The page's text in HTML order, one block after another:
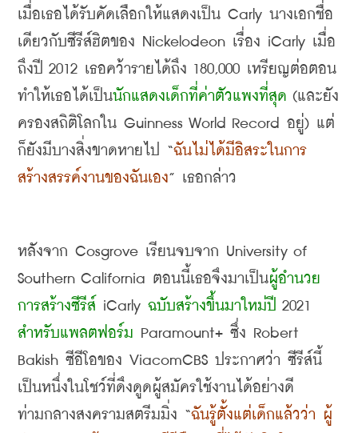
เมื่อเธอได้รับคัดเลือกให้แสดงเป็น Carly นางเอกชื่อ
เดียวกับซีรีส์ฮิตของ Nickelodeon เรื่อง iCarly เมื่อ
ถึงปี 2012 เธอคว้ารายได้ถึง 180,000 เหรียญต่อตอน
ทำให้เธอได้เป็นนักแสดงเด็กที่ค่าตัวแพงที่สุด (และยัง
ครองสถิติโลกใน Guinness World Record อยู่) แต่
ก็ยังมีบางสิ่งขาดหายไป
“ฉันไม่ได้มีอิสระในการ
สร้างสรรค์งานของฉันเอง” เธอกล่าว
หลังจาก Cosgrove เรียนจบจาก University of
Southern California ตอนนี้เธอจึงมาเป็นผู้อำนวย
การสร้างซีรีส์ iCarly ฉบับสร้างขึ้นมาใหม่ปี
สำหรับแพลตฟอร์ม Paramount+ ซึ่ง Robert
Bakish ซีอีโอของ ViacomCBS ประกาศว่า ซีรีส์นี้
เป็นหนึ่งในโชว์ที่ดึงดูดผู้สมัครใช้งานได้อย่างดี
ท่ามกลางสงครามสตรีมมิ่ง “ฉันรู้ตั้งแต่เด็กแล้วว่า ผู้